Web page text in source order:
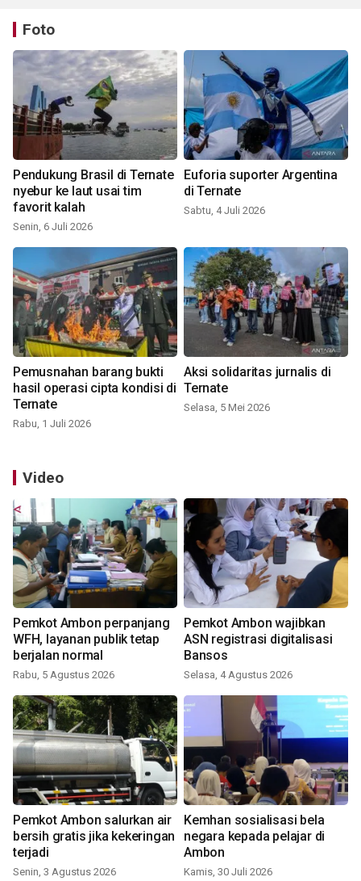
Foto
Pendukung Brasil di Ternate
nyebur ke laut usai tim
favorit kalah
Senin, 6 Juli 2026
Euforia suporter Argentina
di Ternate
Sabtu, 4 Juli 2026
Pemusnahan barang bukti
hasil operasi cipta kondisi di
Ternate
Rabu, 1 Juli 2026
Aksi solidaritas jurnalis di
Ternate
Selasa, 5 Mei 2026
Video
Pemkot Ambon perpanjang
WFH, layanan publik tetap
berjalan normal
Rabu, 5 Agustus 2026
Pemkot Ambon wajibkan
ASN registrasi digitalisasi
Bansos
Selasa, 4 Agustus 2026
Pemkot Ambon salurkan air
bersih gratis jika kekeringan
terjadi
Senin, 3 Agustus 2026
Kemhan sosialisasi bela
negara kepada pelajar di
Ambon
Kamis, 30 Juli 2026